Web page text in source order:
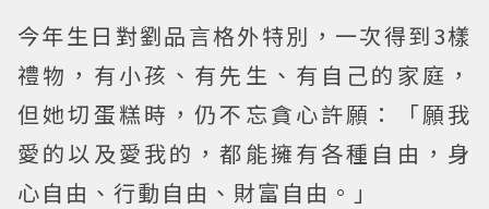
今年生日對劉品言格外特別，一次得到3樣
禮物，有小孩、有先生、有自己的家庭，
但她切蛋糕時，仍不忘貪心許願：「願我
愛的以及愛我的，都能擁有各種自由，身
心自由、行動自由、財富自由。」